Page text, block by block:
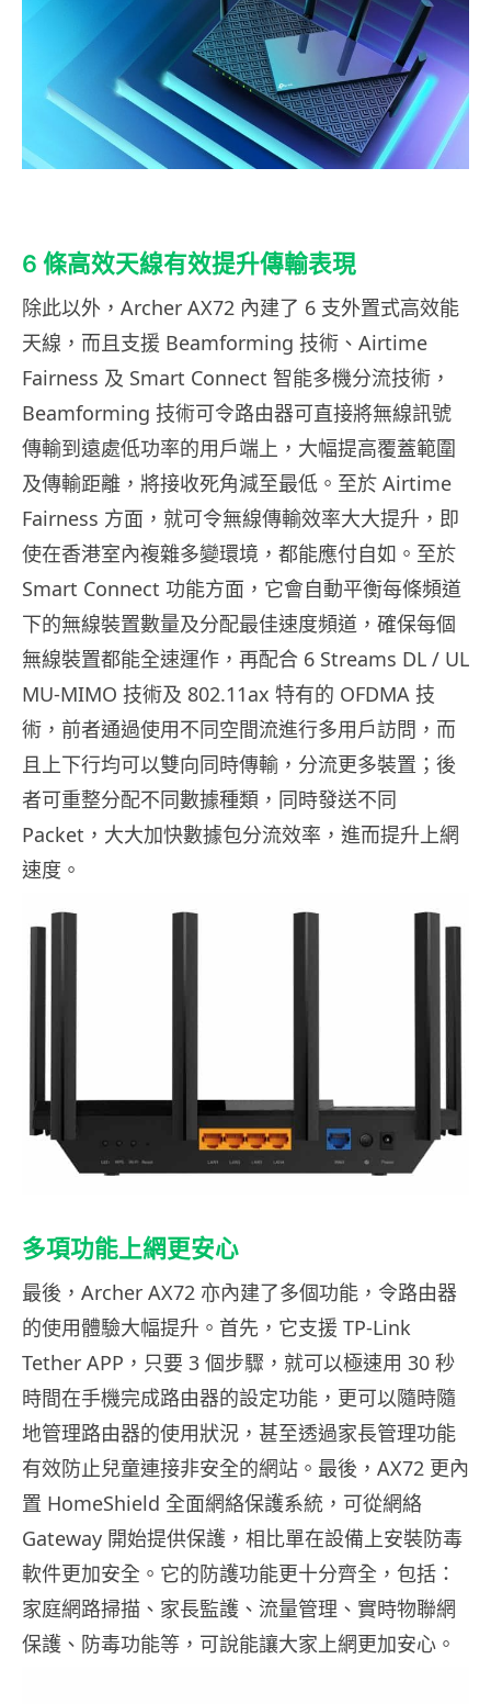
6 條高效天線有效提升傳輸表現
除此以外，Archer AX72 內建了 6 支外置式高效能
天線，而且支援 Beamforming 技術、Airtime
Fairness 及 Smart Connect 智能多機分流技術，
Beamforming 技術可令路由器可直接將無線訊號
傳輸到遠處低功率的用戶端上，大幅提高覆蓋範圍
及傳輸距離，將接收死角減至最低。至於 Airtime
Fairness 方面，就可令無線傳輸效率大大提升，即
使在香港室內複雜多變環境，都能應付自如。至於
Smart Connect 功能方面，它會自動平衡每條頻道
下的無線裝置數量及分配最佳速度頻道，確保每個
無線裝置都能全速運作，再配合 6 Streams DL / UL
MU-MIMO 技術及 802.11ax 特有的 OFDMA 技
術，前者通過使用不同空間流進行多用戶訪問，而
且上下行均可以雙向同時傳輸，分流更多裝置；後
者可重整分配不同數據種類，同時發送不同
Packet，大大加快數據包分流效率，進而提升上網
速度。
多項功能上網更安心
最後，Archer AX72 亦內建了多個功能，令路由器
的使用體驗大幅提升。首先，它支援 TP-Link
Tether APP，只要 3 個步驟，就可以極速用 30 秒
時間在手機完成路由器的設定功能，更可以隨時隨
地管理路由器的使用狀況，甚至透過家長管理功能
有效防止兒童連接非安全的網站。最後，AX72 更內
置 HomeShield 全面網絡保護系統，可從網絡
Gateway 開始提供保護，相比單在設備上安裝防毒
軟件更加安全。它的防護功能更十分齊全，包括：
家庭網路掃描、家長監護、流量管理、實時物聯網
保護、防毒功能等，可說能讓大家上網更加安心。